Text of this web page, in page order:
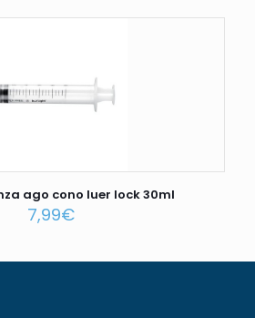
ago cono luer lock 30ml
7,99€